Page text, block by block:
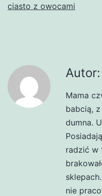
ciasto z owocami
Mama
babcią,
dumna.
radzić w
nie